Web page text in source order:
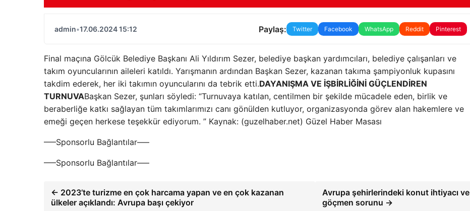
admin•17.06.2024 15:12 Paylaş: Twitter Facebook WhatsApp Reddit Pinterest
Final maçına Gölcük Belediye Başkanı Ali Yıldırım Sezer, belediye başkan yardımcıları, belediye çalışanları ve
takım oyuncularının aileleri katıldı. Yarışmanın ardından Başkan Sezer, kazanan takıma şampiyonluk kupasını
takdim ederek, her iki takımın oyuncularını da tebrik etti.DAYANIŞMA VE İŞBİRLİĞİNİ GÜÇLENDİREN
TURNUVABaşkan Sezer, şunları söyledi: “Turnuvaya katılan, centilmen bir şekilde mücadele eden, birlik ve
beraberliğe katkı sağlayan tüm takımlarımızı canı gönülden kutluyor, organizasyonda görev alan hakemlere ve
emeği geçen herkese teşekkür ediyorum. ” Kaynak: (guzelhaber.net) Güzel Haber Masası
—–Sponsorlu Bağlantılar—–
—–Sponsorlu Bağlantılar—–
← 2023’te turizme en çok harcama yapan ve en çok kazanan
ülkeler açıklandı: Avrupa başı çekiyor
Avrupa şehirlerindeki konut ihtiyacı ve
göçmen sorunu →